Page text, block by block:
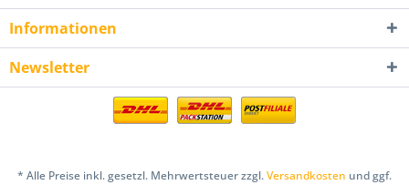
Informationen
Newsletter
* Alle Preise inkl. gesetzl. Mehrwertsteuer zzgl.Versandkosten und ggf.